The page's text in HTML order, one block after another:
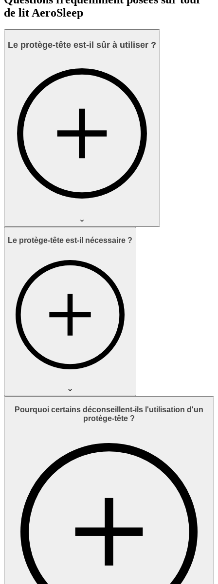
de lit AeroSleep
Le protège-tête est-il sûr à utiliser ?
Le protège-tête est-il nécessaire ?
Pourquoi certains déconseillent-ils l'utilisation d'un
protège-tête ?